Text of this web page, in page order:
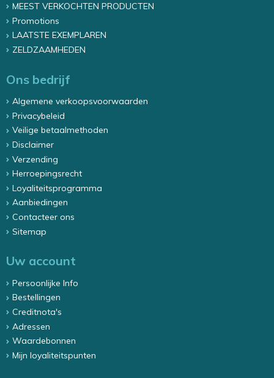
MEEST VERKOCHTEN PRODUCTEN
Promotions
LAATSTE EXEMPLAREN
ZELDZAAMHEDEN
Ons bedrijf
Algemene verkoopsvoorwaarden
Privacybeleid
Veilige betaalmethoden
Disclaimer
Verzending
Herroepingsrecht
Loyaliteitsprogramma
Aanbiedingen
Contacteer ons
Sitemap
Uw account
Persoonlijke Info
Bestellingen
Creditnota's
Adressen
Waardebonnen
Mijn loyaliteitspunten